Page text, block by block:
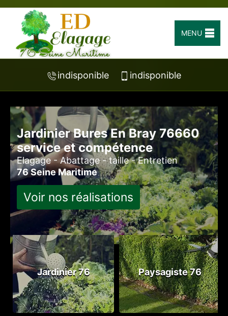
MENU
indisponible indisponible
Jardinier Bures En Bray 76660
service et compétence
Elagage - Abattage - taille - Entretien
76 Seine Maritime
Voir nos réalisations
Jardinier 76 Paysagiste 76